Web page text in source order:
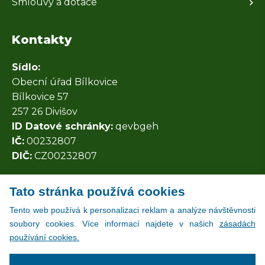
Tato stránka používá cookies
Tento web používá k personalizaci reklam a analýze návštěvnosti
soubory cookies. Více informací najdete v našich zásadách
používání cookies.
Kontakty
Sídlo:
Obecní úřad Bílkovice
Bílkovice 57
257 26 Divišov
ID Datové schránky: qevbgeh
IČ: 00232807
DIČ: CZ00232807
Všechny kontakty